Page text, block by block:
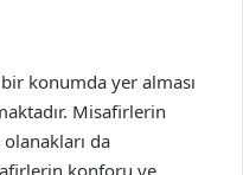
konumda yer alması
Misafirlerin
da
konforu ve